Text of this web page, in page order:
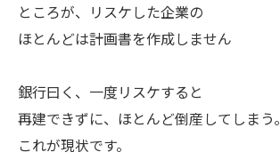
ところが、リスケした企業の
ほとんどは計画書を作成しません
銀行曰く、一度リスケすると
再建できずに、ほとんど倒産してしまう。
これが現状です。